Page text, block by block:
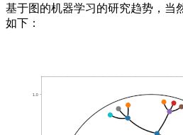
基于图的机器学习的研究趋势，当
如下：